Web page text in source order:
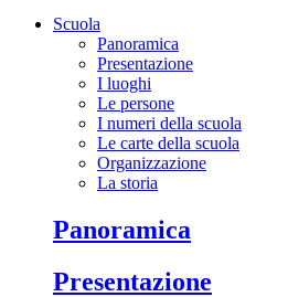
Scuola
Panoramica
Presentazione
I luoghi
Le persone
I numeri della scuola
Le carte della scuola
Organizzazione
La storia
Panoramica
Presentazione